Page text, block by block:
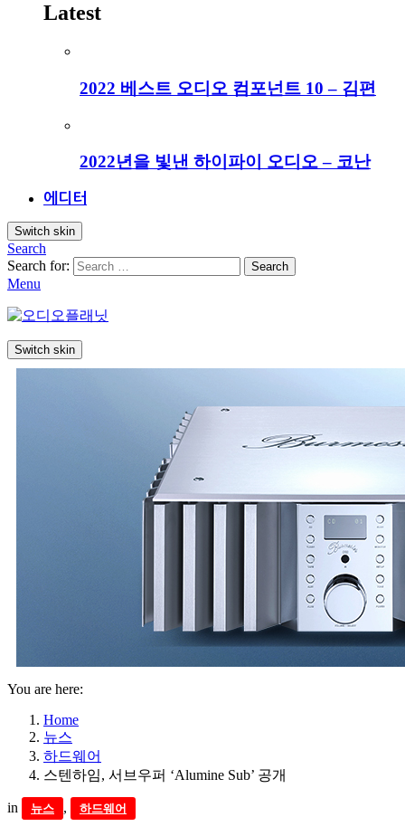
Latest
2022 베스트 오디오 컴포넌트 10 – 김편
2022년을 빛낸 하이파이 오디오 – 코난
에디터
Switch skin
Search
Search for:
Search
Menu
Switch skin
You are here:
Home
뉴스
하드웨어
스텐하임, 서브우퍼 ‘Alumine Sub’ 공개
in 뉴스 , 하드웨어